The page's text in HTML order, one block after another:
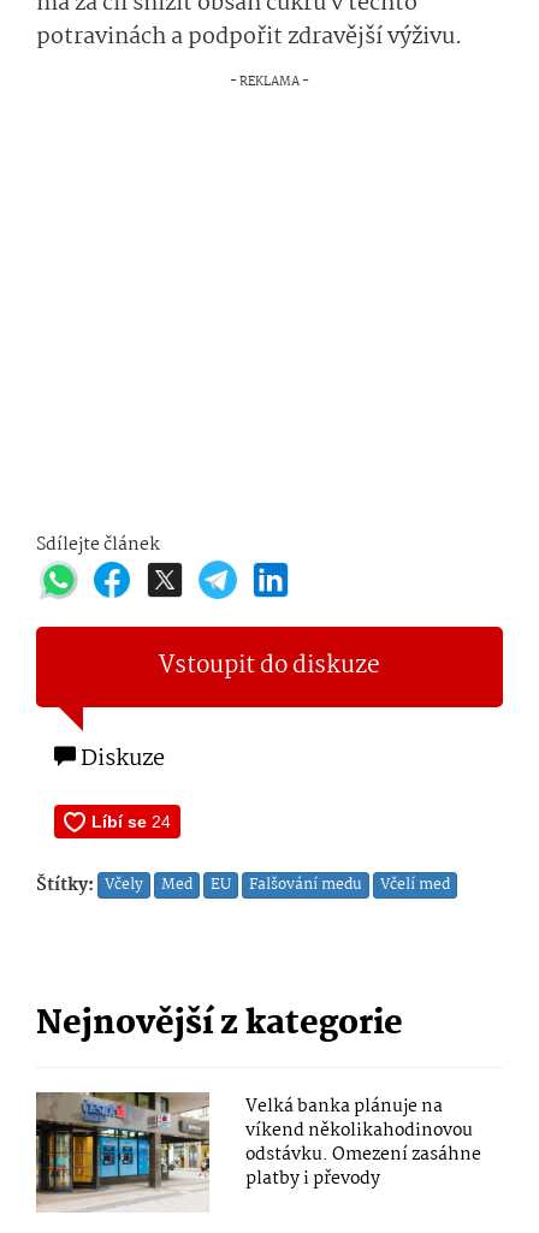
potravinách a podpořit zdravější výživu.
Sdílejte článek
Vstoupit do diskuze
Diskuze
Štítky: Včely Med EU Falšování medu Včelí med
Nejnovější z kategorie
Velká banka plánuje na
víkend několikahodinovou
odstávku. Omezení zasáhne
platby i převody